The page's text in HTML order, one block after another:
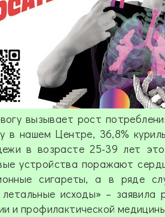
вызывает рост
в нашем Центре, 36,8%
в возрасте 25-39 лет
устройства поражают
сигареты, а в ряде
исходы» – заявила
и профилактической